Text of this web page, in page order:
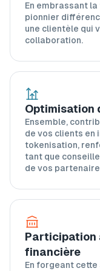
En embrassant
pionnier
une clientèle qui
collaboration.
Optimisation
Ensemble,
de vos clients en
tokenisation,
tant que
de vos
Participation
financière
En forgeant